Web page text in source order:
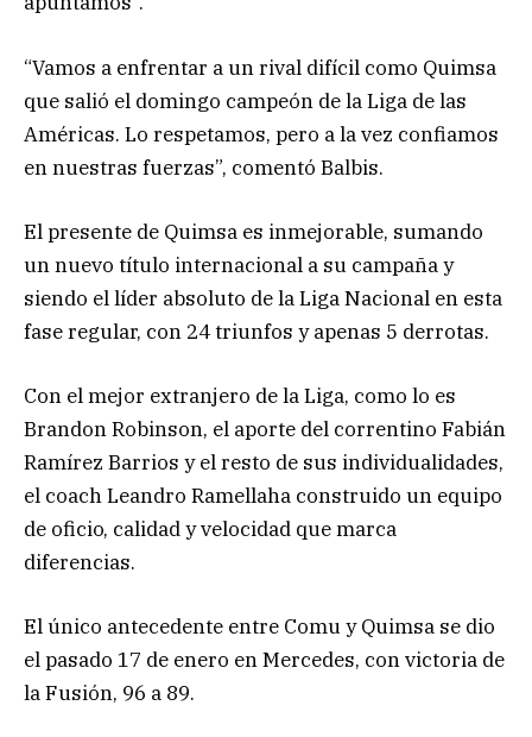
“Vamos a enfrentar a un rival difícil como Quimsa
que salió el domingo campeón de la Liga de las
Américas. Lo respetamos, pero a la vez confiamos
en nuestras fuerzas”, comentó Balbis.
El presente de Quimsa es inmejorable, sumando
un nuevo título internacional a su campaña y
siendo el líder absoluto de la Liga Nacional en esta
fase regular, con 24 triunfos y apenas 5 derrotas.
Con el mejor extranjero de la Liga, como lo es
Brandon Robinson, el aporte del correntino Fabián
Ramírez Barrios y el resto de sus individualidades,
el coach Leandro Ramellaha construido un equipo
de oficio, calidad y velocidad que marca
diferencias.
El único antecedente entre Comu y Quimsa se dio
el pasado 17 de enero en Mercedes, con victoria de
la Fusión, 96 a 89.